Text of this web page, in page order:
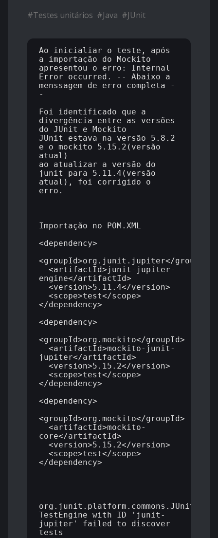
#Testes unitários #Java #JUnit
Ao inicialiar o teste, após
a importação do Mockito
apresentou o erro: Internal
Error occurred. -- Abaixo a
menssagem de erro completa -
-
Foi identificado que a
divergência entre as versões
do JUnit e Mockito
JUnit estava na versão 5.8.2
e o mockito 5.15.2(versão
atual)
ao atualizar a versão do
junit para 5.11.4(versão
atual), foi corrigido o
erro.
Importação no POM.XML
<dependency>
<groupId>org.junit.jupiter</groupId>
engine</artifactId>
</dependency>
<dependency>
<groupId>org.mockito</groupId>
jupiter</artifactId>
</dependency>
<dependency>
<groupId>org.mockito</groupId>
core</artifactId>
</dependency>
TestEngine with ID 'junit-
jupiter' failed to discover
tests